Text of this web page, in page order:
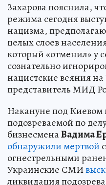
Захарова пояснила,
режима сегодня
нацизма,
целых слоев
который «отменил» у
сознательно
нацистские веяния
представитель МИД
Накануне под
подозреваемой по
бизнесменаВадима
обнаружили мертвой
огнестрельными
Украинские СМИ
ликвидация